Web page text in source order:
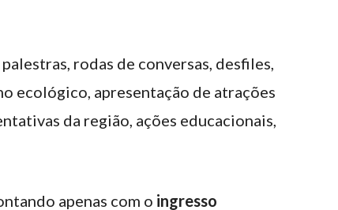
rodas de conversas, desfiles,
ecológico, apresentação de atrações
da região, ações educacionais,
apenas com o ingresso